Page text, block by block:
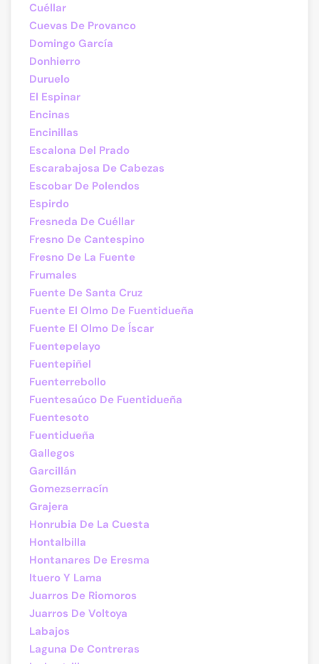
Cuéllar
Cuevas De Provanco
Domingo García
Donhierro
Duruelo
El Espinar
Encinas
Encinillas
Escalona Del Prado
Escarabajosa De Cabezas
Escobar De Polendos
Espirdo
Fresneda De Cuéllar
Fresno De Cantespino
Fresno De La Fuente
Frumales
Fuente De Santa Cruz
Fuente El Olmo De Fuentidueña
Fuente El Olmo De Íscar
Fuentepelayo
Fuentepiñel
Fuenterrebollo
Fuentesaúco De Fuentidueña
Fuentesoto
Fuentidueña
Gallegos
Garcillán
Gomezserracín
Grajera
Honrubia De La Cuesta
Hontalbilla
Hontanares De Eresma
Ituero Y Lama
Juarros De Riomoros
Juarros De Voltoya
Labajos
Laguna De Contreras